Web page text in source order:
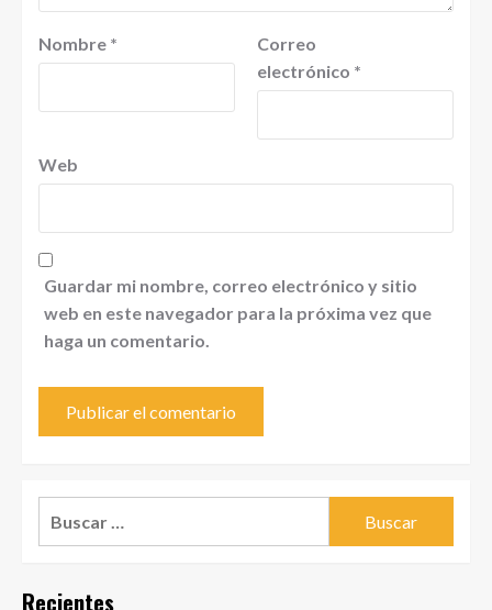
Nombre *
Correo
electrónico *
Web
Guardar mi nombre, correo electrónico y sitio
web en este navegador para la próxima vez que
haga un comentario.
Recientes